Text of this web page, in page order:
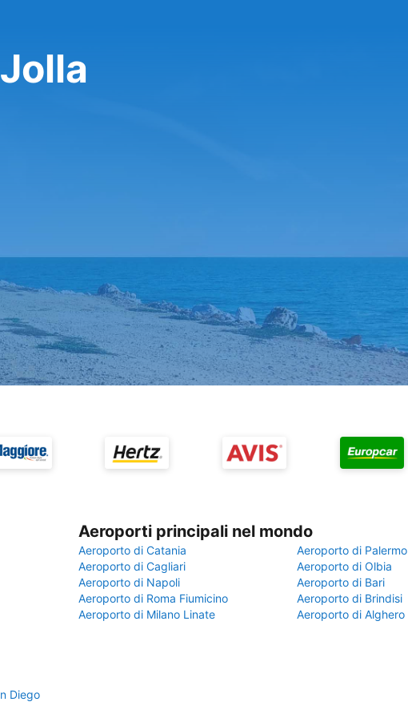
Aeroporti principali nel mondo
Aeroporto di Catania
Aeroporto di Palermo
Aeroporto di Cagliari
Aeroporto di Olbia
Aeroporto di Napoli
Aeroporto di Bari
Aeroporto di Roma Fiumicino
Aeroporto di Brindisi
Aeroporto di Milano Linate
Aeroporto di Alghero
Diego